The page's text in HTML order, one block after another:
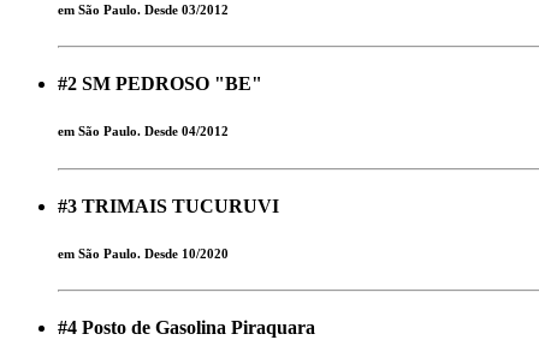
em São Paulo. Desde 03/2012
#2 SM PEDROSO "BE"
em São Paulo. Desde 04/2012
#3 TRIMAIS TUCURUVI
em São Paulo. Desde 10/2020
#4 Posto de Gasolina Piraquara